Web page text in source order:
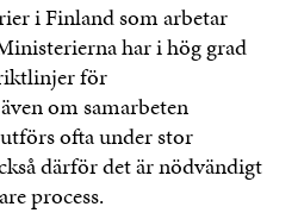
i Finland som arbetar
har i hög grad
för
om samarbeten
ofta under stor
därför det är nödvändigt
process.